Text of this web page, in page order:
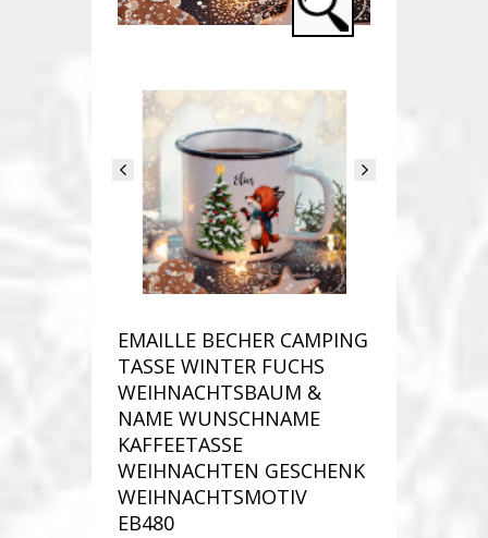
EMAILLE BECHER CAMPING
TASSE WINTER FUCHS
WEIHNACHTSBAUM &
NAME WUNSCHNAME
KAFFEETASSE
WEIHNACHTEN GESCHENK
WEIHNACHTSMOTIV
EB480